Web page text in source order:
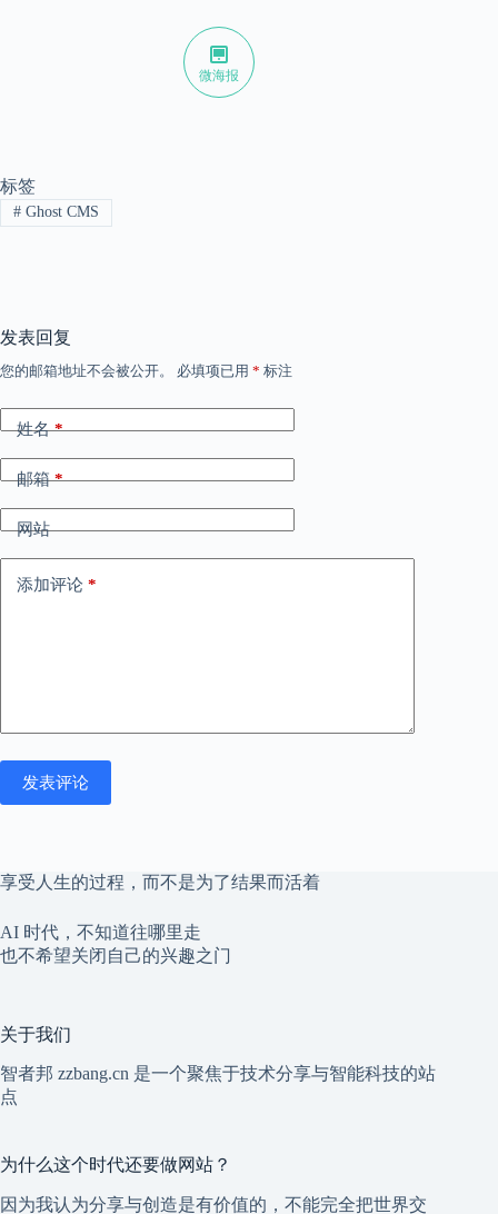
微海报
标签
#Ghost CMS
发表回复
您的邮箱地址不会被公开。 必填项已用 * 标注
姓名*
邮箱*
网站
添加评论 *
发表评论
享受人生的过程，而不是为了结果而活着
AI 时代，不知道往哪里走
也不希望关闭自己的兴趣之门
关于我们
智者邦 zzbang.cn 是一个聚焦于技术分享与智能科技的站
点
为什么这个时代还要做网站？
因为我认为分享与创造是有价值的，不能完全把世界交